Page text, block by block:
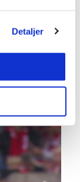
Detaljer